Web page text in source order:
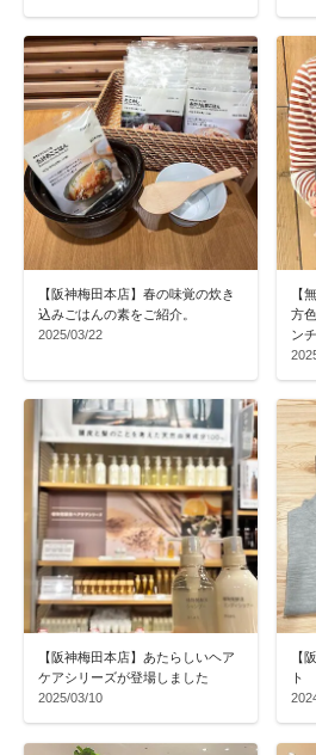
【阪神梅田本店】春の味覚の炊き
込みごはんの素をご紹介。
2025/03/22
【
方
ン
【阪神梅田本店】あたらしいヘア
ケアシリーズが登場しました
2025/03/10
【
ト